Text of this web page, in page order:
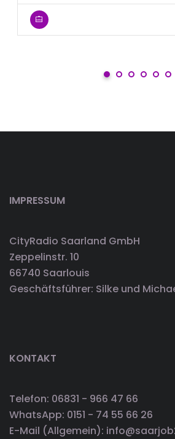
IMPRESSUM
CityRadio Saarland GmbH
Zeppelinstr. 10
66740 Saarlouis
Geschäftsführer: Silke und
KONTAKT
Telefon: 06831 - 966 47 66
WhatsApp: 0151 - 74 55 66 26
E-Mail (Allgemein):